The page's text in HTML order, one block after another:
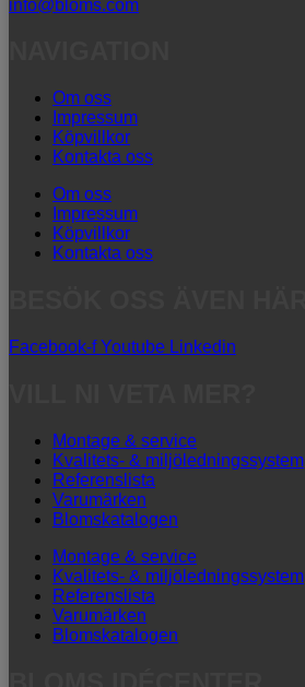
info@bloms.com
Om oss
Impressum
Köpvillkor
Kontakta oss
Om oss
Impressum
Köpvillkor
Kontakta oss
Facebook-f Youtube Linkedin
Montage & service
Kvalitets- & miljöledningssystem
Referenslista
Varumärken
Blomskatalogen
Montage & service
Kvalitets- & miljöledningssystem
Referenslista
Varumärken
Blomskatalogen